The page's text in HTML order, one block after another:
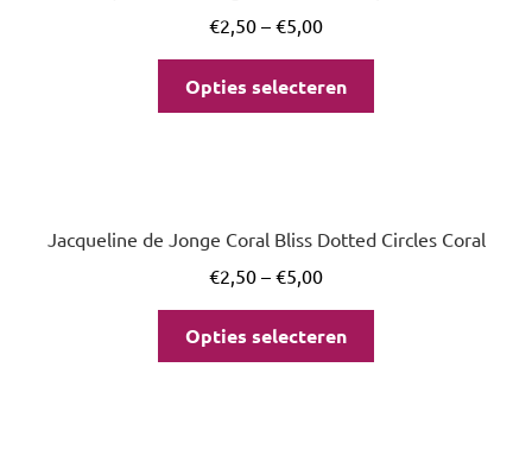
€2,50 – €5,00
Opties selecteren
Jacqueline de Jonge Coral Bliss Dotted Circles Coral
€2,50 – €5,00
Opties selecteren